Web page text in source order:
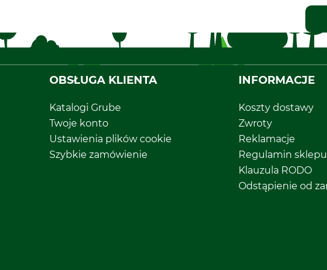
OBSŁUGA KLIENTA
Katalogi Grube
Twoje konto
Ustawienia plików cookie
Szybkie zamówienie
INFORMACJE
Koszty dostawy
Zwroty
Reklamacje
Regulamin sklepu
Klauzula RODO
Odstąpienie od